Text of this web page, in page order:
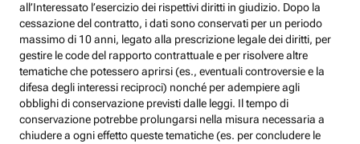
all’Interessato l’esercizio dei rispettivi diritti in giudizio. Dopo la
cessazione del contratto, i dati sono conservati per un periodo
massimo di 10 anni, legato alla prescrizione legale dei diritti, per
gestire le code del rapporto contrattuale e per risolvere altre
tematiche che potessero aprirsi (es., eventuali controversie e la
difesa degli interessi reciproci) nonché per adempiere agli
obblighi di conservazione previsti dalle leggi. Il tempo di
conservazione potrebbe prolungarsi nella misura necessaria a
chiudere a ogni effetto queste tematiche (es. per concludere le